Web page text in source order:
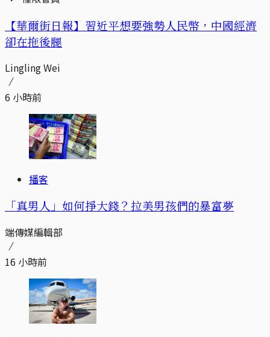
【華爾街日報】習近平想要強勢人民幣，中國經濟
卻在拖後腿
Lingling Wei
6 小時前
播客
「真男人」如何掙大錢？拉美男孩們的暴富夢
端傳媒編輯部
16 小時前